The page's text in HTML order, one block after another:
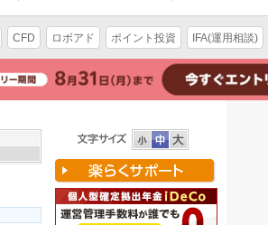
CFD ロボアド ポイント投資 IFA(運用相談)